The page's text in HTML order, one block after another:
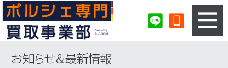
3ステップのカンタン査定
お知らせ＆最新情報